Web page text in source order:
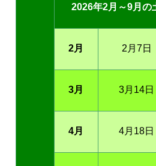
2026年2月～9月
2月 2月7日
3月 3月14日
4月 4月18日